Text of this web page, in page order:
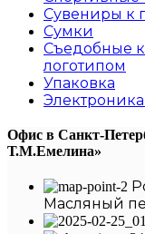
Сувениры к
Сумки
Съедобные
логотипом
Упаковка
Офис в Санкт-
Т.М.Емелина»
Масляный